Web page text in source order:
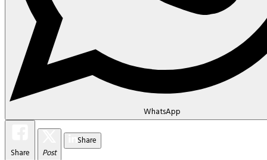
WhatsApp
Share Post
Share